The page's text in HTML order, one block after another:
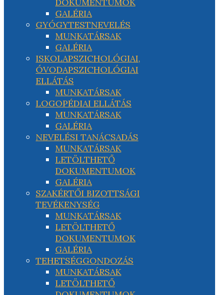
GALÉRIA
GYÓGYTESTNEVELÉS
MUNKATÁRSAK
GALÉRIA
ISKOLAPSZICHOLÓGIAI,
ÓVODAPSZICHOLÓGIAI
ELLÁTÁS
MUNKATÁRSAK
LOGOPÉDIAI ELLÁTÁS
MUNKATÁRSAK
GALÉRIA
NEVELÉSI TANÁCSADÁS
MUNKATÁRSAK
LETÖLTHETŐ
DOKUMENTUMOK
GALÉRIA
SZAKÉRTŐI BIZOTTSÁGI
TEVÉKENYSÉG
MUNKATÁRSAK
LETÖLTHETŐ
DOKUMENTUMOK
GALÉRIA
TEHETSÉGGONDOZÁS
MUNKATÁRSAK
LETÖLTHETŐ